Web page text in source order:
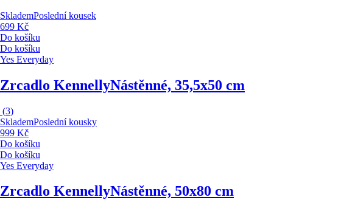
SklademPoslední kousek
699 Kč
Do košíku
Do košíku
Yes Everyday
Zrcadlo KennellyNástěnné, 35,5x50 cm
(3)
SklademPoslední kousky
999 Kč
Do košíku
Do košíku
Yes Everyday
Zrcadlo KennellyNástěnné, 50x80 cm